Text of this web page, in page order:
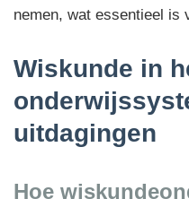
nemen, wat essentieel is
Wiskunde in
uitdagingen
Hoe